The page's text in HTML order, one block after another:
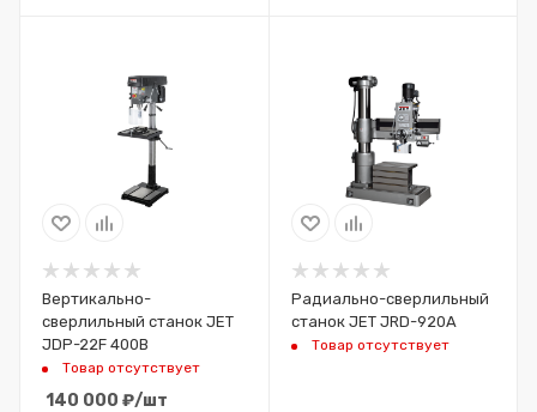
Вертикально-
сверлильный станок JET
JDP-22F 400В
Товар отсутствует
140 000 ₽/шт
Радиально-сверлильный
станок JET JRD-920A
Товар отсутствует